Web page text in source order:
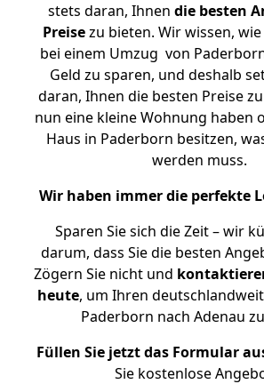
stets daran, Ihnen die besten
Preisezu bieten. Wir wissen,
bei einem Umzug von
Geld zu sparen, und deshalb
daran, Ihnen die besten Preise
nun eine kleine Wohnung haben
Haus in Paderborn besitzen,
werden muss.
Wir haben immer die perfekte
Sparen Sie sich die Zeit – wir
darum, dass Sie die besten
Zögern Sie nicht und
heute, um Ihren
Paderborn nach Adenau
Füllen Sie jetzt das Formular
Sie kostenlose